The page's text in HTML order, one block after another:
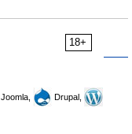
18+
Joomla,
Drupal,